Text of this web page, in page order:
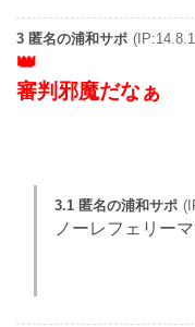
3 匿名の浦和サポ
審判邪魔だなぁ
3.1 匿名の浦和サポ
ノーレフェリー